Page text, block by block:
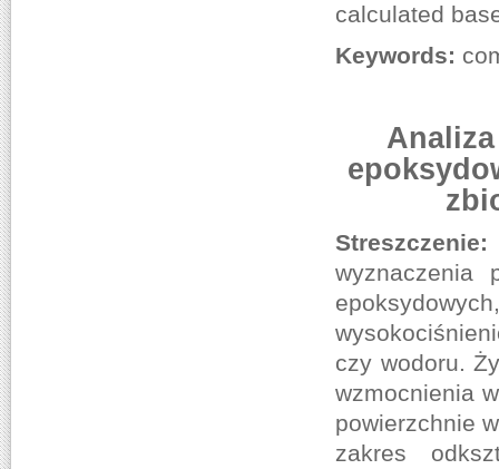
calculated
Keywords:
wyznaczenia
czy wodoru.
wzmocnienia
powierzchnie
zakres